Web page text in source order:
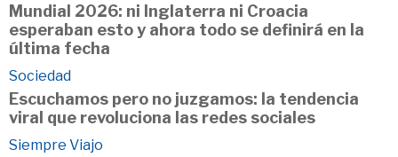
Mundial 2026: ni Inglaterra ni Croacia
esperaban esto y ahora todo se definirá en la
última fecha
Sociedad
Escuchamos pero no juzgamos: la tendencia
viral que revoluciona las redes sociales
Siempre Viajo